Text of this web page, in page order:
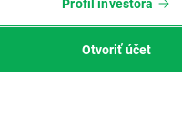
Otvoriť účet